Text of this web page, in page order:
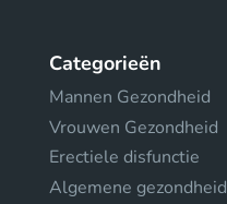
Categorieën
Mannen Gezondheid
Vrouwen Gezondheid
Erectiele disfunctie
Algemene gezondheid